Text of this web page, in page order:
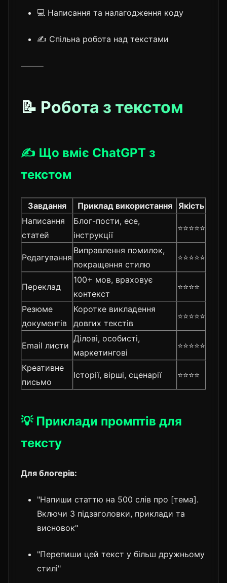
💻 Написання та налагодження коду
✍️ Спільна робота над текстами
⸻
📝 Робота з текстом
✍️ Що вміє ChatGPT з
текстом
Завдання Приклад використання
Якість
Написання
статей
Блог-пости, есе,
інструкції
⭐⭐⭐⭐⭐
Редагування
Виправлення помилок,
покращення стилю
⭐⭐⭐⭐⭐
Переклад
100+ мов, враховує
контекст
⭐⭐⭐⭐
Резюме
документів
Коротке викладення
довгих текстів
⭐⭐⭐⭐⭐
Email листи
Ділові, особисті,
маркетингові
⭐⭐⭐⭐⭐
Креативне
письмо
Історії, вірші, сценарії ⭐⭐⭐⭐
💡 Приклади промптів для
тексту
Для блогерів:
"Напиши статтю на 500 слів про [тема].
Включи 3 підзаголовки, приклади та
висновок"
"Перепиши цей текст у більш дружньому
стилі"